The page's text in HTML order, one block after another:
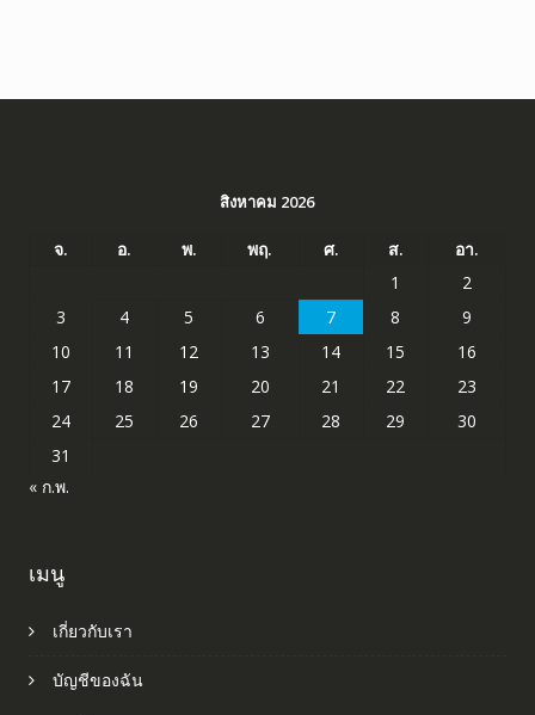
สิงหาคม 2026
จ. อ. พ. พฤ. ศ. ส.
อา.
1
2
3
4 5 6 7 8
9
10
11 12 13 14 15
16
17
18 19 20 21 22
23
24
25 26 27 28 29
30
31
« ก.พ.
เมนู
เกี่ยวกับเรา
บัญชีของฉัน